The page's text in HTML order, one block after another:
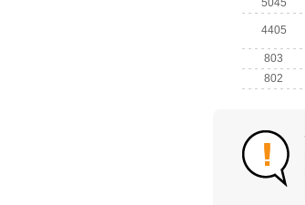
5045
4405
803
802